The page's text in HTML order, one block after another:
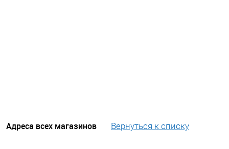
Адреса всех магазинов Вернуться к списку